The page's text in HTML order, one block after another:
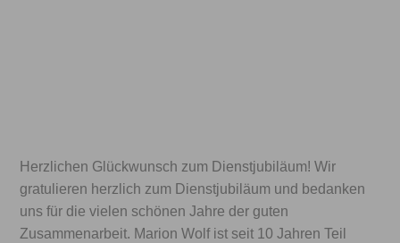
Herzlichen Glückwunsch zum Dienstjubiläum! Wir
gratulieren herzlich zum Dienstjubiläum und bedanken
uns für die vielen schönen Jahre der guten
Zusammenarbeit. Marion Wolf ist seit 10 Jahren Teil